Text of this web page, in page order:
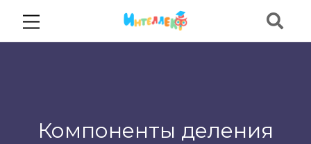
Компоненты деления